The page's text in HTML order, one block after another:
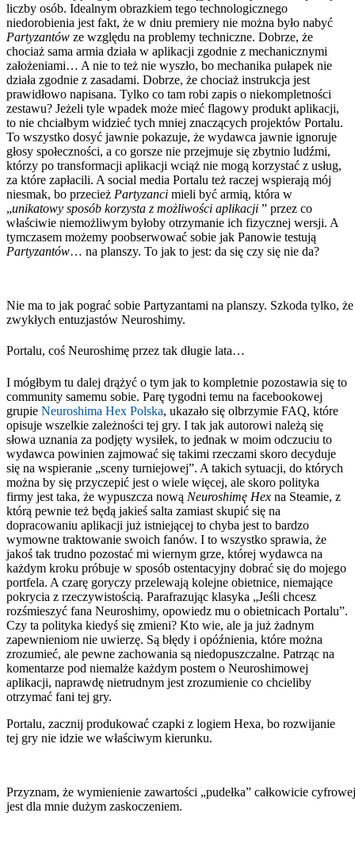
liczby osób. Idealnym obrazkiem tego technologicznego
niedorobienia jest fakt, że w dniu premiery nie można było nabyć
Partyzantów ze względu na problemy techniczne. Dobrze, że
chociaż sama armia działa w aplikacji zgodnie z mechanicznymi
założeniami… A nie to też nie wyszło, bo mechanika pułapek nie
działa zgodnie z zasadami. Dobrze, że chociaż instrukcja jest
prawidłowo napisana. Tylko co tam robi zapis o niekompletności
zestawu? Jeżeli tyle wpadek może mieć flagowy produkt aplikacji,
to nie chciałbym widzieć tych mniej znaczących projektów Portalu.
To wszystko dosyć jawnie pokazuje, że wydawca jawnie ignoruje
głosy społeczności, a co gorsze nie przejmuje się zbytnio ludźmi,
którzy po transformacji aplikacji wciąż nie mogą korzystać z usług,
za które zapłacili. A social media Portalu też raczej wspierają mój
niesmak, bo przecież Partyzanci mieli być armią, która w
„unikatowy sposób korzysta z możliwości aplikacji ” przez co
właściwie niemożliwym byłoby otrzymanie ich fizycznej wersji. A
tymczasem możemy poobserwować sobie jak Panowie testują
Partyzantów… na planszy. To jak to jest: da się czy się nie da?
Nie ma to jak pograć sobie Partyzantami na planszy. Szkoda tylko,
zwykłych entuzjastów Neuroshimy.
Portalu, coś Neuroshimę przez tak długie lata…
I mógłbym tu dalej drążyć o tym jak to kompletnie pozostawia się to
community samemu sobie. Parę tygodni temu na facebookowej
grupie Neuroshima Hex Polska, ukazało się olbrzymie FAQ, które
opisuje wszelkie zależności tej gry. I tak jak autorowi należą się
słowa uznania za podjęty wysiłek, to jednak w moim odczuciu to
wydawca powinien zajmować się takimi rzeczami skoro decyduje
się na wspieranie „sceny turniejowej”. A takich sytuacji, do których
można by się przyczepić jest o wiele więcej, ale skoro polityka
firmy jest taka, że wypuszcza nową Neuroshimę Hex na Steamie, z
którą pewnie też będą jakieś salta zamiast skupić się na
dopracowaniu aplikacji już istniejącej to chyba jest to bardzo
wymowne traktowanie swoich fanów. I to wszystko sprawia, że
jakoś tak trudno pozostać mi wiernym grze, której wydawca na
każdym kroku próbuje w sposób ostentacyjny dobrać się do mojego
portfela. A czarę goryczy przelewają kolejne obietnice, niemające
pokrycia z rzeczywistością. Parafrazując klasyka „Jeśli chcesz
rozśmieszyć fana Neuroshimy, opowiedz mu o obietnicach Portalu”.
Czy ta polityka kiedyś się zmieni? Kto wie, ale ja już żadnym
zapewnieniom nie uwierzę. Są błędy i opóźnienia, które można
zrozumieć, ale pewne zachowania są niedopuszczalne. Patrząc na
komentarze pod niemalże każdym postem o Neuroshimowej
aplikacji, naprawdę nietrudnym jest zrozumienie co chcieliby
otrzymać fani tej gry.
Portalu, zacznij produkować czapki z logiem Hexa, bo rozwijanie
tej gry nie idzie we właściwym kierunku.
Przyznam, że wymienienie zawartości „pudełka” całkowicie
jest dla mnie dużym zaskoczeniem.